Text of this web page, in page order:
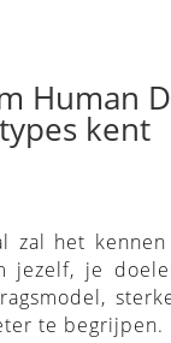
Human
types kent
zal het
jezelf, je
te begrijpen.